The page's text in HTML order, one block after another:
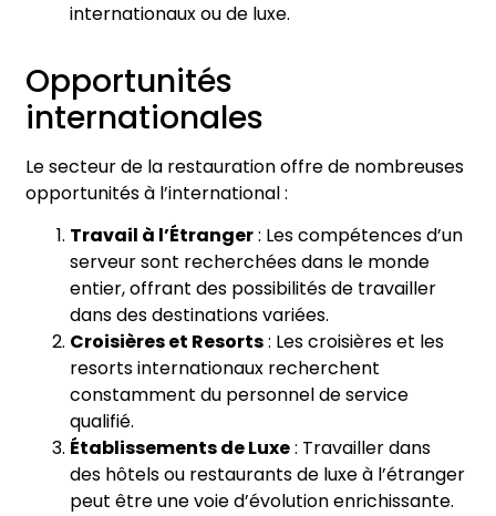
internationaux ou de luxe.
Opportunités
internationales
Le secteur de la restauration offre de nombreuses
opportunités à l’international :
Travail à l’Étranger: Les compétences d’un
serveur sont recherchées dans le monde
entier, offrant des possibilités de travailler
dans des destinations variées.
Croisières et Resorts: Les croisières et les
resorts internationaux recherchent
constamment du personnel de service
qualifié.
Établissements de Luxe: Travailler dans
des hôtels ou restaurants de luxe à l’étranger
peut être une voie d’évolution enrichissante.